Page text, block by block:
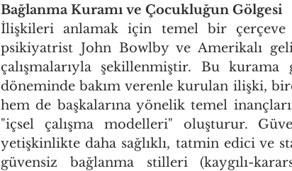
Bağlanma Kuramı ve Çocukluğun Gölgesi
İlişkileri anlamak için temel bir çerçeve
psikiyatrist John Bowlby ve Amerikalı
çalışmalarıyla şekillenmiştir. Bu
döneminde bakım verenle kurulan ilişki,
hem de başkalarına yönelik temel
"içsel çalışma modelleri" oluşturur.
yetişkinlikte daha sağlıklı, tatmin edici ve
güvensiz bağlanma stilleri (kaygılı-